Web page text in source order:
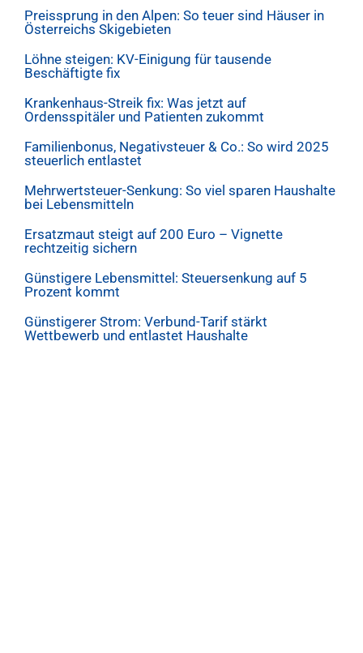
Preissprung in den Alpen: So teuer sind Häuser in
Österreichs Skigebieten
Löhne steigen: KV-Einigung für tausende
Beschäftigte fix
Krankenhaus-Streik fix: Was jetzt auf
Ordensspitäler und Patienten zukommt
Familienbonus, Negativsteuer & Co.: So wird 2025
steuerlich entlastet
Mehrwertsteuer-Senkung: So viel sparen Haushalte
bei Lebensmitteln
Ersatzmaut steigt auf 200 Euro – Vignette
rechtzeitig sichern
Günstigere Lebensmittel: Steuersenkung auf 5
Prozent kommt
Günstigerer Strom: Verbund-Tarif stärkt
Wettbewerb und entlastet Haushalte